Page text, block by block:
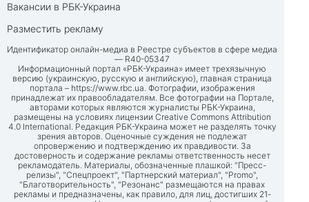
Вакансии в РБК-Украина
Разместить рекламу
Идентификатор онлайн-медиа в Реестре субъектов в сфере медиа
— R40-05347
Информационный портал «РБК-Украина» имеет трехязычную
версию (украинскую, русскую и английскую), главная страница
портала – https://www.rbc.ua. Фотографии, изображения
принадлежат их правообладателям. Все фотографии на Портале,
авторами которых являются журналисты РБК-Украина,
размещены на условиях лицензии Creative Commons Attribution
4.0 International. Редакция РБК-Украина может не разделять точку
зрения авторов. Оценочные суждения не подлежат
опровержению и подтверждению их правдивости. За
достоверность и содержание рекламы ответственность несет
рекламодатель. Материалы, обозначенные плашкой: "Пресс-
релизы", "Спецпроект", "Партнерский материал", "Promo",
"Благотворительность", "Резонанс" размещаются на правах
рекламы и предназначены, как правило, для лиц, достигших 21-